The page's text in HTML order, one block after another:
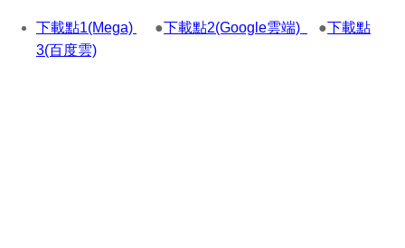
下載點1(Mega) ●下載點2(Google雲端) ●下載點
3(百度雲)